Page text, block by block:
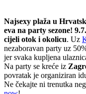
Najsexy plaža u
eva na party sezone!
cijeli otok i okolicu. Uz
nezaboravan party uz
jer svaka kupljena
Na party se kreće iz
povratak je organiziran
Ne čekajte ni trenutka